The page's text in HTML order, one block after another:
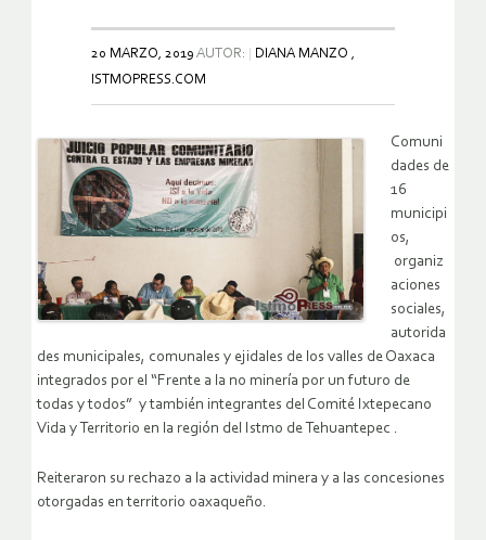
20 MARZO, 2019 AUTOR:
DIANA MANZO ,
ISTMOPRESS.COM
Comuni
dades de
16
municipi
os,
organiz
aciones
sociales,
autorida
des municipales, comunales y ejidales de los valles de Oaxaca
integrados por el “Frente a la no minería por un futuro de
todas y todos” y también integrantes del Comité Ixtepecano
Vida y Territorio en la región del Istmo de Tehuantepec .
Reiteraron su rechazo a la actividad minera y a las concesiones
otorgadas en territorio oaxaqueño.